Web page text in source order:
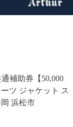
補助券【50,000
ツ ジャケット ス
浜松市